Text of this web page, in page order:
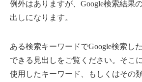
例外はありますが、Google検索結果
出しになります。
ある検索キーワードでGoogle検索し
できる見出しをご覧ください。そこ
使用したキーワード、もしくはその